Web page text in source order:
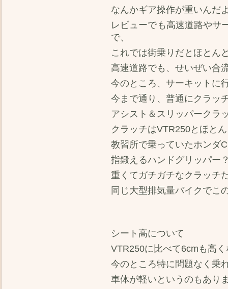
なんかギア操作が重いん
レビューでも高速道路やサ
で、
これでは街乗りだとほと
高速道路でも、せいぜい合
今のところ、サーキット
今まで通り、普通にクラッ
アシスト＆スリッパークラ
クラッチはVTR250とほと
教習所で乗っていたホンダ
指鍛えるハンドグリッパー
重くてガチガチなクラッチ
同じ大型排気量バイクでこ
シート高について
VTR250に比べて6cmも高
今のところ特に問題なく乗
車体が軽いというのもあり